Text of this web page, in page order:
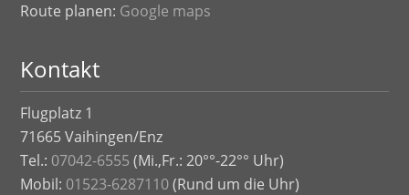
Route planen: Google maps
Kontakt
Flugplatz 1
71665 Vaihingen/Enz
Tel.: 07042-6555 (Mi.,Fr.: 20°°-22°° Uhr)
Mobil: 01523-6287110(Rund um die Uhr)